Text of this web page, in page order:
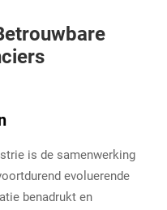
is de samenwerking
evoluerende
benadrukt en